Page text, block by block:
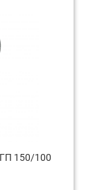
150/100